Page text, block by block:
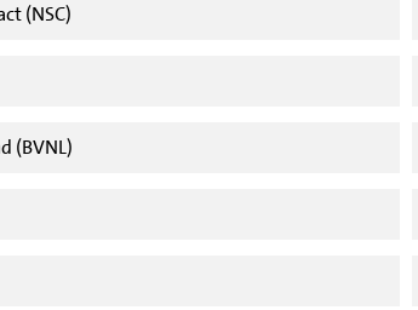
(NSC)
(BVNL)